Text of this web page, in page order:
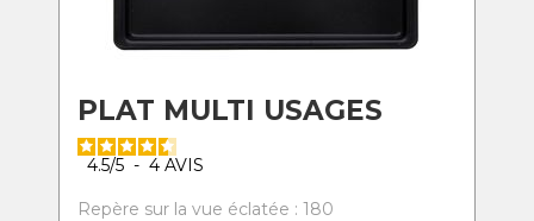
PLAT MULTI USAGES
4.5/5 - 4 AVIS
Repère sur la vue éclatée : 180